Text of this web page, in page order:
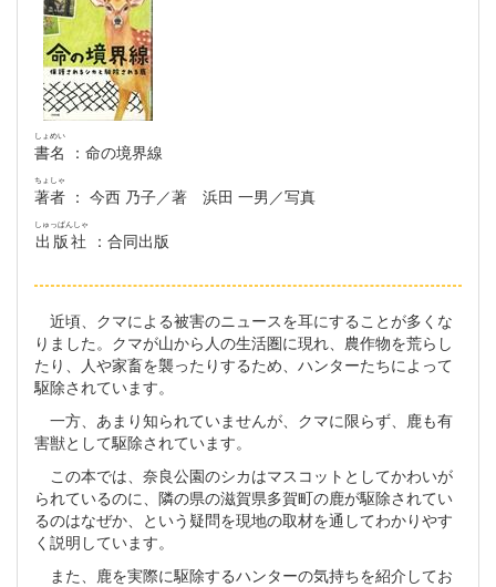
書名
しょめい
：命の境界線
著者
ちょしゃ
： 今西 乃子／著 浜田 一男／写真
出版社
しゅっぱんしゃ
：合同出版
近頃、クマによる被害のニュースを耳にすることが多くな
りました。クマが山から人の生活圏に現れ、農作物を荒らし
たり、人や家畜を襲ったりするため、ハンターたちによって
駆除されています。
一方、あまり知られていませんが、クマに限らず、鹿も有
害獣として駆除されています。
この本では、奈良公園のシカはマスコットとしてかわいが
られているのに、隣の県の滋賀県多賀町の鹿が駆除されてい
るのはなぜか、という疑問を現地の取材を通してわかりやす
く説明しています。
また、鹿を実際に駆除するハンターの気持ちを紹介してお